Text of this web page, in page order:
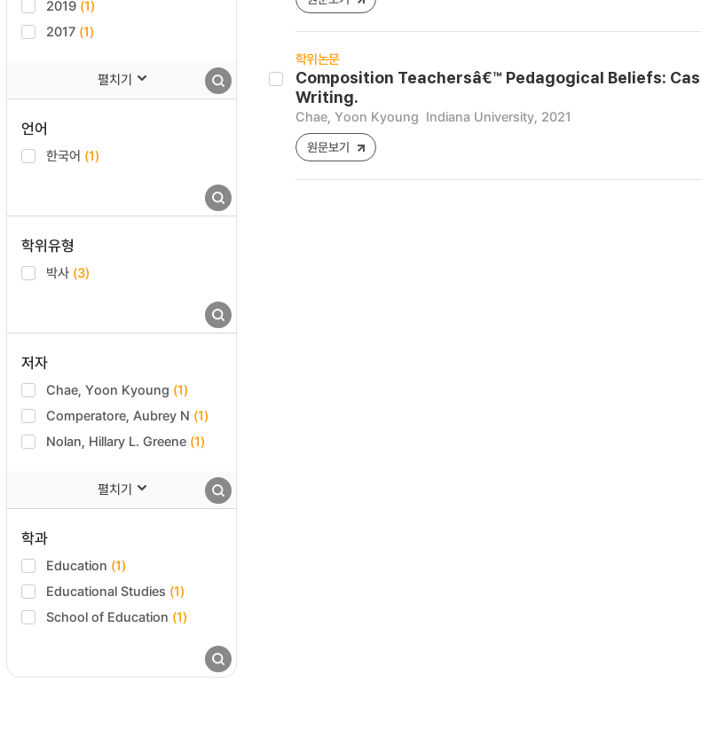
2019 (1)
2017 (1)
펼치기
언어
한국어 (1)
학위유형
박사 (3)
저자
Chae, Yoon Kyoung (1)
Comperatore, Aubrey N (1)
Nolan, Hillary L. Greene (1)
펼치기
학과
Education (1)
Educational Studies (1)
School of Education (1)
학위논문
Composition Teachersâ€™ Pedagogical Beliefs:
Writing.
Chae, Yoon Kyoung Indiana University, 2021
원문보기